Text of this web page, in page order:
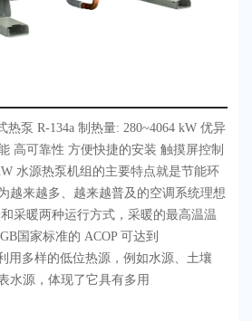
热泵 R-134a 制热量: 280~4064 kW 优异
高可靠性 方便快捷的安装 触摸屏控制
水源热泵机组的主要特点就是节能环
越来越多、越来越普及的空调系统理想
采暖两种运行方式，采暖的最高温温
国家标准的 ACOP 可达到
用多样的低位热源，例如水源、土壤
水源，体现了它具有多用